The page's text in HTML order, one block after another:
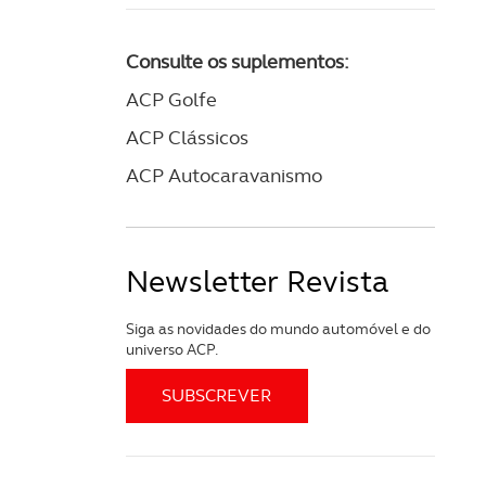
Consulte os suplementos:
ACP Golfe
ACP Clássicos
ACP Autocaravanismo
Newsletter Revista
Siga as novidades do mundo automóvel e do
universo ACP.